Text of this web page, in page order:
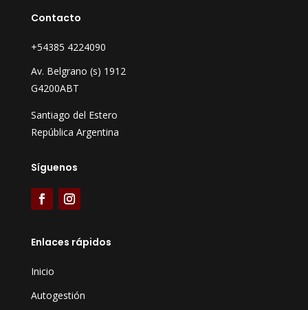
Contacto
+54385 4224090
Av. Belgrano (s) 1912
G4200ABT
Santiago del Estero
República Argentina
Síguenos
Enlaces rápidos
Inicio
Autogestión